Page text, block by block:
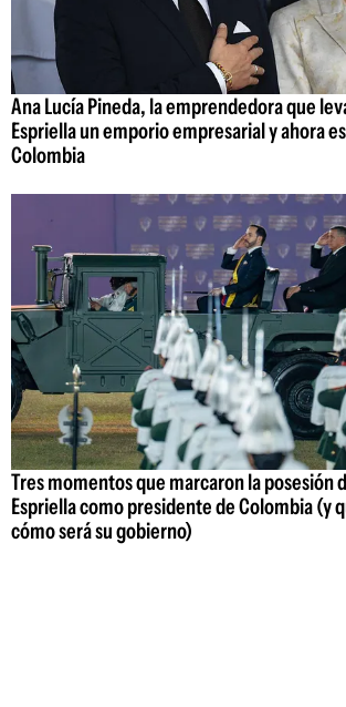
Ana Lucía Pineda, la emprendedora que
Espriella un emporio empresarial y ahora
Colombia
Tres momentos que marcaron la posesión
Espriella como presidente de Colombia (y
cómo será su gobierno)